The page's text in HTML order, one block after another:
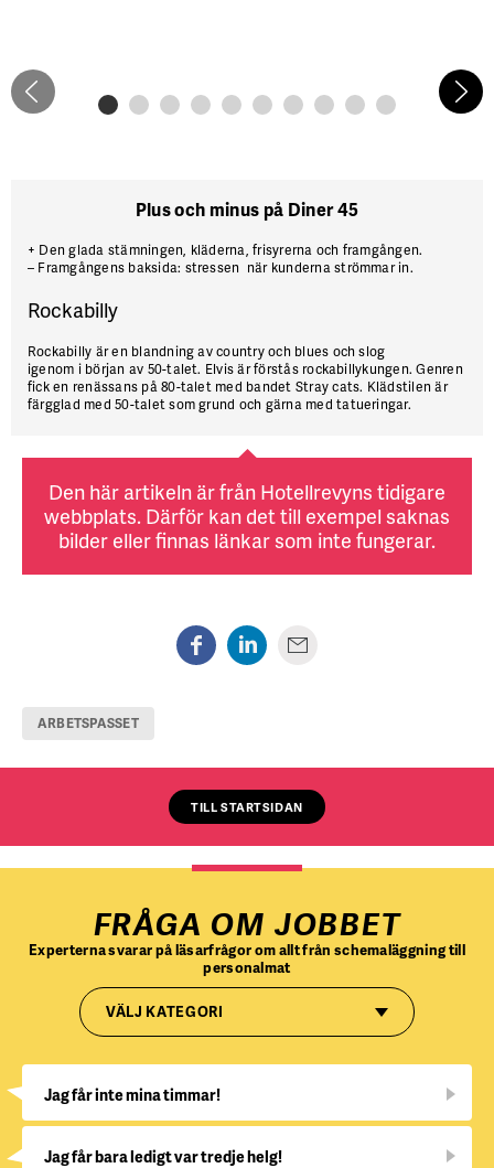
Plus och minus på Diner 45
+ Den glada stämningen, kläderna, frisyrerna och framgången.
– Framgångens baksida: stressen när kunderna strömmar in.
Rockabilly
Rockabilly är en blandning av country och blues och slog
igenom i början av 50-talet. Elvis är förstås rockabillykungen. Genren
fick en renässans på 80-talet med bandet Stray cats. Klädstilen är
färgglad med 50-talet som grund och gärna med tatueringar.
Den här artikeln är från Hotellrevyns tidigare
webbplats. Därför kan det till exempel saknas
bilder eller finnas länkar som inte fungerar.
ARBETSPASSET
TILL STARTSIDAN
FRÅGA OM JOBBET
Experterna svarar på läsarfrågor om allt från schemaläggning till
personalmat
VÄLJ KATEGORI
Jag får inte mina timmar!
Jag får bara ledigt var tredje helg!